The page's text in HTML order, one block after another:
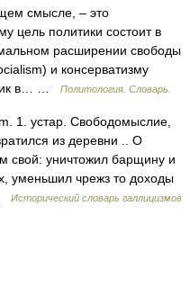
смысле, – это
цель политики состоит в
расширении свободы
и консерватизму
в… …
Политология. Словарь.
1. устар. Свободомыслие,
из деревни .. О
свой: уничтожил барщину и
уменьшил чрежз то доходы
Исторический словарь галлицизмов